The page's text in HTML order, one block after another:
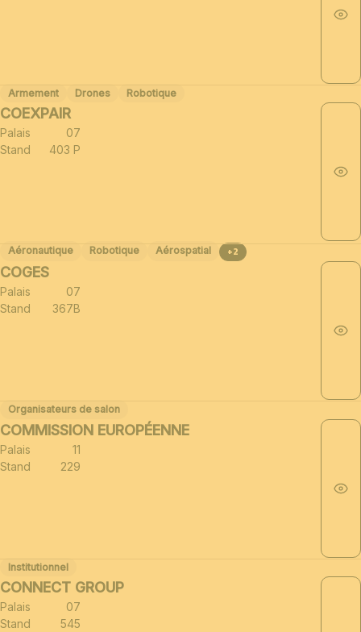
Armement Drones Robotique
COEXPAIR
Palais
07
Stand
403 P
Aéronautique Robotique Aérospatial +2
COGES
Palais
07
Stand
367B
Organisateurs de salon
COMMISSION EUROPÉENNE
Palais
11
Stand
229
Institutionnel
CONNECT GROUP
Palais
07
Stand
545